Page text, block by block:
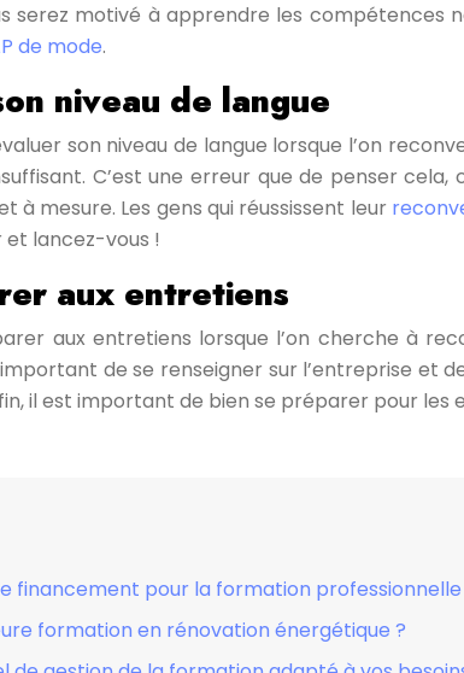
serez motivé à apprendre les
de mode.
niveau de langue
son niveau de langue lorsque l’on
C’est une erreur que de penser
à mesure. Les gens qui réussissent leur
et lancez-vous !
aux entretiens
aux entretiens lorsque l’on cherche à
de se renseigner sur l’entreprise et
il est important de bien se préparer pour
financement pour la formation professionnelle
formation en rénovation énergétique ?